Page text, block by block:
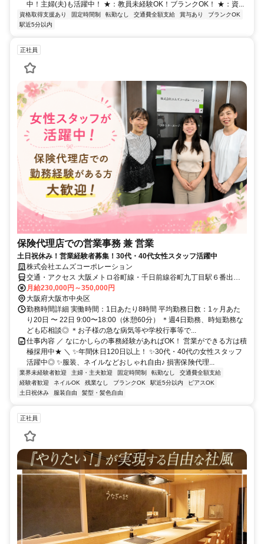
中！主婦(夫)も活躍中！ ★：教員未経験OK！ブランクOK！ ★：資...
資格取得支援あり 固定時間制 転勤なし 交通費全額支給 賞与あり
ブランクOK
駅近5分以内
正社員
保険代理店での営業事務 兼 営業
土日祝休み！営業経験者募集！30代・40代女性スタッフ活躍中
株式会社エムズコーポレーション
交通・アクセス 大阪メトロ谷町線・千日前線谷町九丁目駅６番出口
から徒歩4分
月給230,000円～350,000円
大阪府大阪市中央区
勤務時間詳細 実働時間：1日あたり8時間 平均勤務日数：1ヶ月あた
り20日 〜 22日 9:00〜18:00（休憩60分） ＊週4日勤務、時短勤務な
ども応相談◎ ＊お子様の急な病気等や学校行事等で...
仕事内容 ／ なにかしらの事務経験があればOK！ 営業ができる方は積
極採用中★ ＼ ✨年間休日120日以上！ ✨30代・40代の女性スタッフ
活躍中◎ ✨服装、ネイルなどおしゃれ自由♪ 損害保険代理...
業界未経験者歓迎 主婦・主夫歓迎 固定時間制 転勤なし
交通費全額支給
経験者歓迎
ネイルOK 残業なし ブランクOK 駅近5分以内
ピアスOK
土日祝休み
服装自由 髪型・髪色自由
正社員